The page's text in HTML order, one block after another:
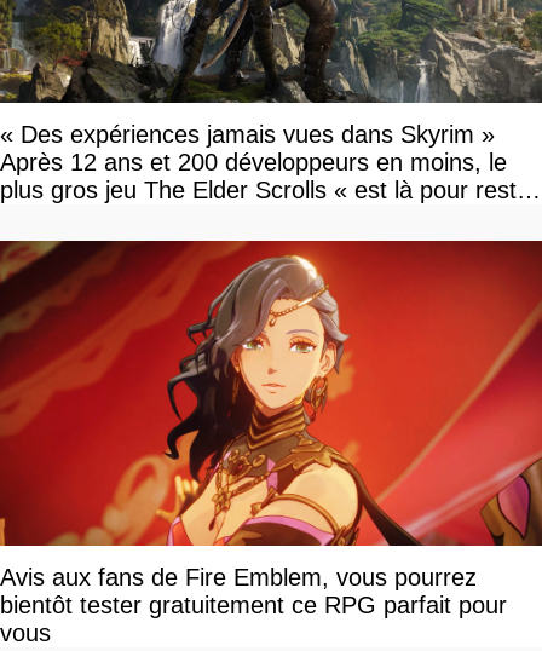
« Des expériences jamais vues dans Skyrim »
Après 12 ans et 200 développeurs en moins, le
plus gros jeu The Elder Scrolls « est là pour rester
Avis aux fans de Fire Emblem, vous pourrez
bientôt tester gratuitement ce RPG parfait pour
vous